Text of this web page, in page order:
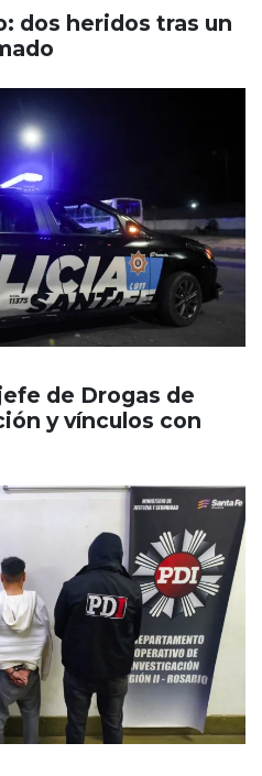
dos heridos tras un
de Drogas de
y vínculos con